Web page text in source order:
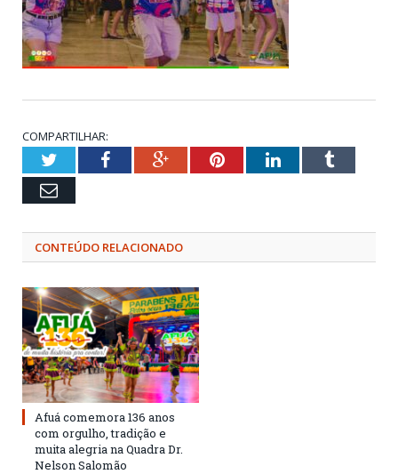
COMPARTILHAR:
TwitterFacebookGoogle+PinterestLinkedInTumblr
Email
CONTEÚDO RELACIONADO
Afuá comemora 136 anos
com orgulho, tradição e
muita alegria na Quadra Dr.
Nelson Salomão